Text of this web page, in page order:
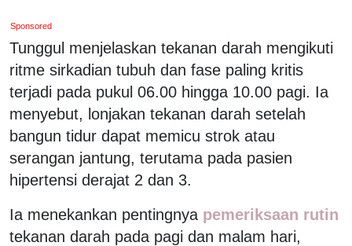
Sponsored
Tunggul menjelaskan tekanan darah mengikuti
ritme sirkadian tubuh dan fase paling kritis
terjadi pada pukul 06.00 hingga 10.00 pagi. Ia
menyebut, lonjakan tekanan darah setelah
bangun tidur dapat memicu strok atau
serangan jantung, terutama pada pasien
hipertensi derajat 2 dan 3.
Ia menekankan pentingnya pemeriksaan rutin
tekanan darah pada pagi dan malam hari,